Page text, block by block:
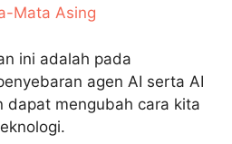
Mata Asing
ini adalah pada
agen AI serta AI
dapat mengubah cara kita